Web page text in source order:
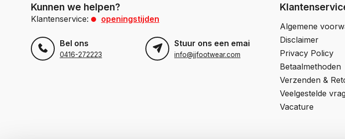
Kunnen we helpen?
Klantenservice: openingstijden
Bel ons
0416-272223
Stuur ons een email
info@jjfootwear.com
Algemene
Disclaimer
Privacy Policy
Betaalmethoden
Verzenden &
Veelgestelde
Vacature